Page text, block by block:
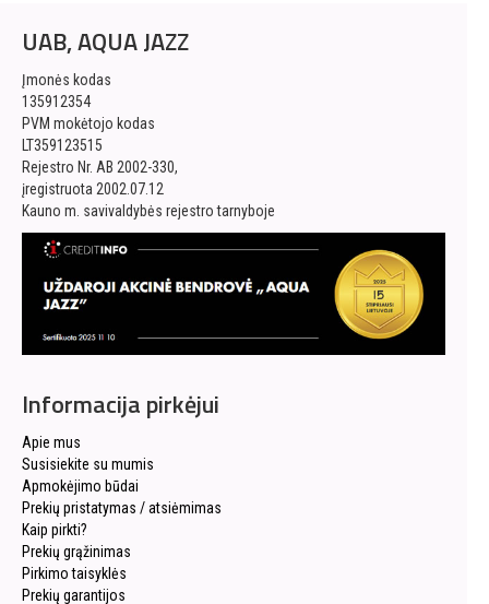
UAB, AQUA JAZZ
Įmonės kodas
135912354
PVM mokėtojo kodas
LT359123515
Rejestro Nr. AB 2002-330,
įregistruota 2002.07.12
Kauno m. savivaldybės rejestro tarnyboje
Informacija pirkėjui
Apie mus
Susisiekite su mumis
Apmokėjimo būdai
Prekių pristatymas / atsiėmimas
Kaip pirkti?
Prekių grąžinimas
Pirkimo taisyklės
Prekių garantijos